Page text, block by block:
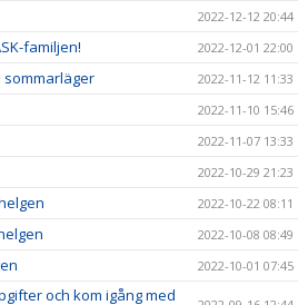
2022-12-12 20:44
familjen! 2022-12-01 22:00
sommarläger 2022-11-12 11:33
2022-11-10 15:46
2022-11-07 13:33
2022-10-29 21:23
2022-10-22 08:11
2022-10-08 08:49
2022-10-01 07:45
och kom igång med